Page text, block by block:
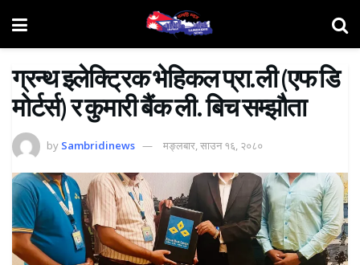
ग्रन्थ इलेक्ट्रिक भेहिकल प्रा.ली (एफ डि
मोर्टर्स) र कुमारी बैंक ली. बिच सम्झौता
by Sambridinews मङ्लबार, साउन १६, २०८०